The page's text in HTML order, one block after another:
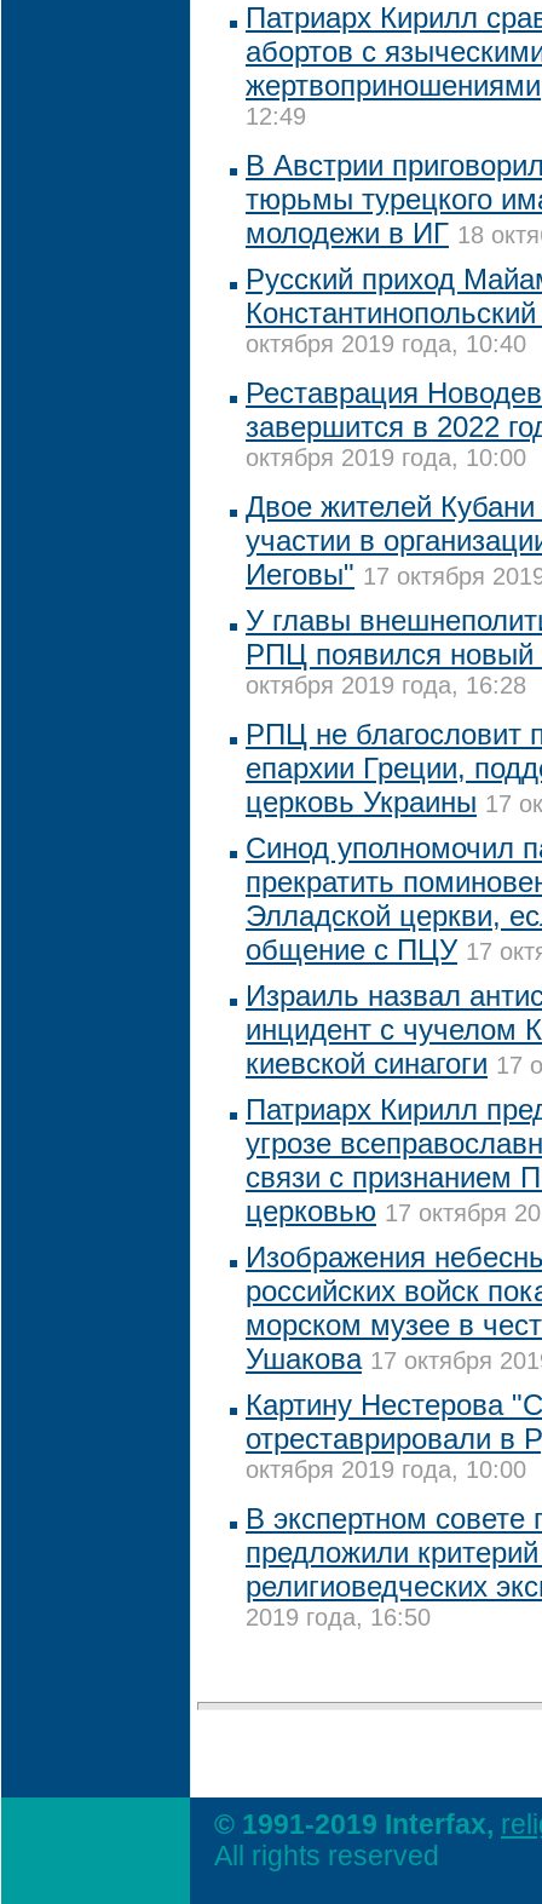
Патриарх Кирилл
абортов с
жертвоприношениями
12:49
В Австрии
тюрьмы турецкого
молодежи в ИГ 18
Русский приход
октября 2019 года, 10:40
Реставрация
завершится в 2022
октября 2019 года, 10:00
Двое жителей
участии в
Иеговы" 17 октября
У главы
РПЦ появился новый
октября 2019 года, 16:28
РПЦ не благословит
епархии Греции,
церковь Украины 17
Синод уполномочил
прекратить
Элладской церкви,
общение с ПЦУ 17
Израиль назвал
инцидент с чучелом
киевской синагоги 17
Патриарх Кирилл
угрозе
связи с признанием
церковью 17 октября
Изображения
российских войск
морском музее в
Ушакова 17 октября
Картину Нестерова
отреставрировали в
октября 2019 года, 10:00
В экспертном
предложили
религиоведческих
2019 года, 16:50
© 1991-2019 Interfax,
All rights reserved